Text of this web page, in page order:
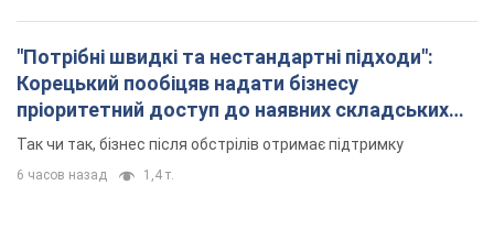
"Потрібні швидкі та нестандартні підходи":
Корецький пообіцяв надати бізнесу
пріоритетний доступ до наявних складських
приміщень
Так чи так, бізнес після обстрілів отримає підтримку
6 часов назад 1,4 т.